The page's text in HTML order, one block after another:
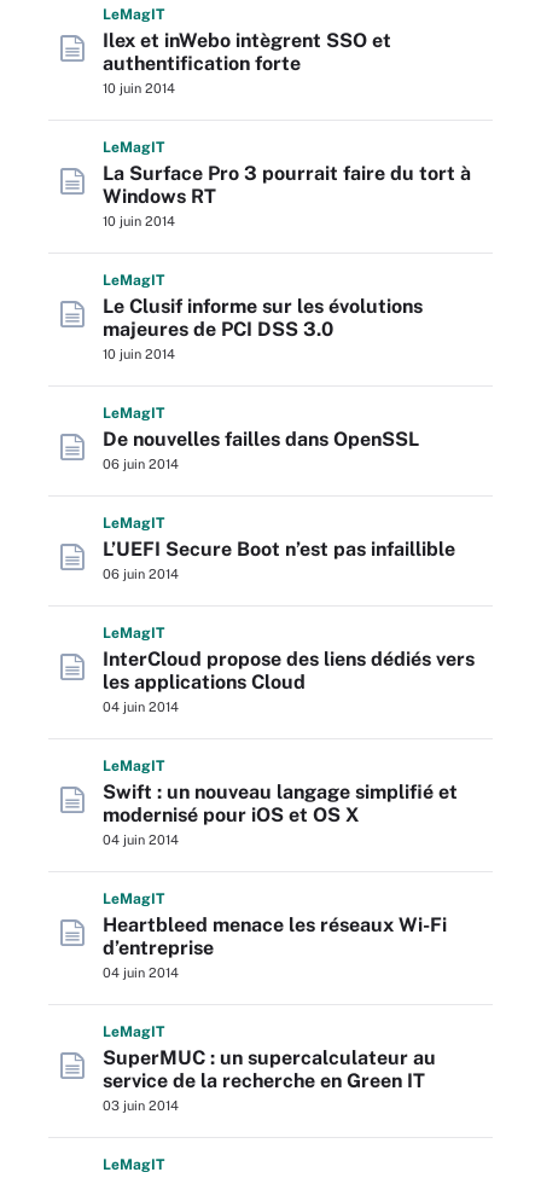
LeMagIT
Ilex et inWebo intègrent SSO et
authentification forte
10 juin 2014
LeMagIT
La Surface Pro 3 pourrait faire du tort à
Windows RT
10 juin 2014
LeMagIT
Le Clusif informe sur les évolutions
majeures de PCI DSS 3.0
10 juin 2014
LeMagIT
De nouvelles failles dans OpenSSL
06 juin 2014
LeMagIT
L’UEFI Secure Boot n’est pas infaillible
06 juin 2014
LeMagIT
InterCloud propose des liens dédiés vers
les applications Cloud
04 juin 2014
LeMagIT
Swift : un nouveau langage simplifié et
modernisé pour iOS et OS X
04 juin 2014
LeMagIT
Heartbleed menace les réseaux Wi-Fi
d’entreprise
04 juin 2014
LeMagIT
SuperMUC : un supercalculateur au
service de la recherche en Green IT
03 juin 2014
LeMagIT